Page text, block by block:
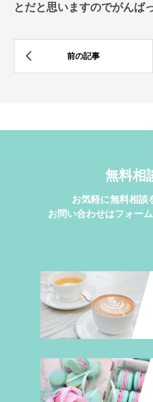
とだと思いますのでがんば
無料相
お気軽に無料相談
お問い合わせはフォー